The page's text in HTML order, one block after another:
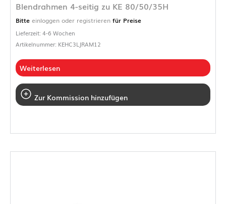
Blendrahmen 4-seitig zu KE 80/50/35H
Bitte einloggen oder registrieren für Preise
Lieferzeit: 4-6 Wochen
Artikelnummer: KEHC3LJRAM12
Weiterlesen
Zur Kommission hinzufügen